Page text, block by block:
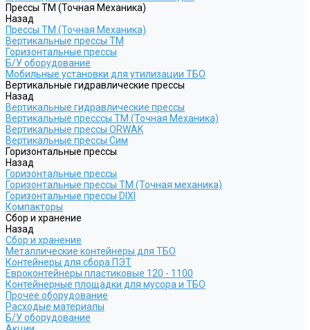
Прессы ТМ (Точная Механика)
Назад
Прессы ТМ (Точная Механика)
Вертикальные прессы ТМ
Горизонтальные прессы
Б/У оборудование
Мобильные установки для утилизации ТБО
Вертикальные гидравлические прессы
Назад
Вертикальные гидравлические прессы
Вертикальные пресссы ТМ (Точная Механика)
Вертикальные прессы ORWAK
Вертикальные прессы Сим
Горизонтальные прессы
Назад
Горизонтальные прессы
Горизонтальные прессы ТМ (Точная механика)
Горизонтальные прессы DIXI
Компакторы
Сбор и хранение
Назад
Сбор и хранение
Металлические контейнеры для ТБО
Контейнеры для сбора ПЭТ
Евроконтейнеры пластиковые 120 - 1100
Контейнерные площадки для мусора и ТБО
Прочее оборудование
Расходые материалы
Б/У оборудование